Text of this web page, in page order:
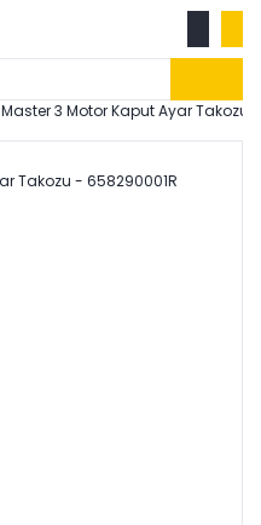
Master 3 Motor Kaput Ayar Takozu